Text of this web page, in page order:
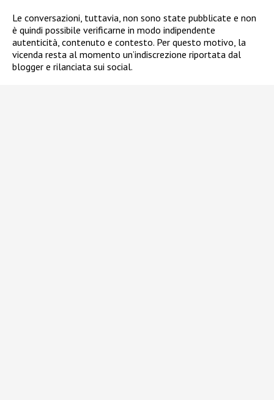
Le conversazioni, tuttavia, non sono state pubblicate e non
è quindi possibile verificarne in modo indipendente
autenticità, contenuto e contesto. Per questo motivo, la
vicenda resta al momento un’indiscrezione riportata dal
blogger e rilanciata sui social.